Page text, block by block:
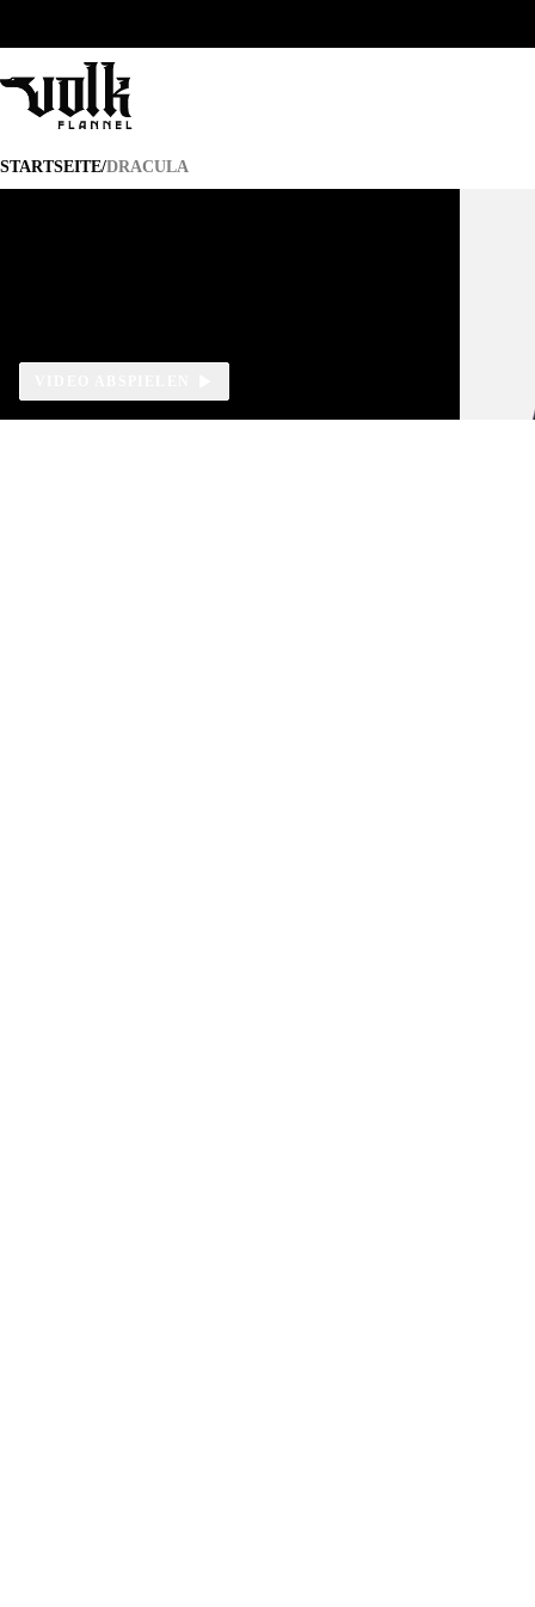
STARTSEITE/DRACULA
DRACULA